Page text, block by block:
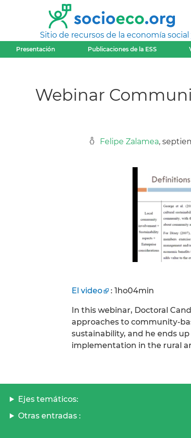
Sitio de recursos de la economía social
Presentación Publicaciones de la ESS
Webinar
Felipe Zalamea,
El video : 1ho04min
In this webinar, Doctoral
approaches to community-
sustainability, and he ends
implementation in the rural
Ejes temáticos:
Otras entradas :